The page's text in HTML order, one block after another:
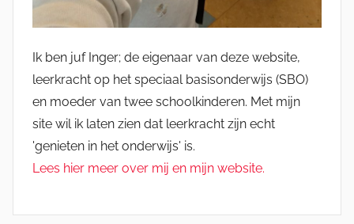
Ik ben juf Inger; de eigenaar van deze website,
leerkracht op het speciaal basisonderwijs (SBO)
en moeder van twee schoolkinderen. Met mijn
site wil ik laten zien dat leerkracht zijn echt
'genieten in het onderwijs' is.
Lees hier meer over mij en mijn website.